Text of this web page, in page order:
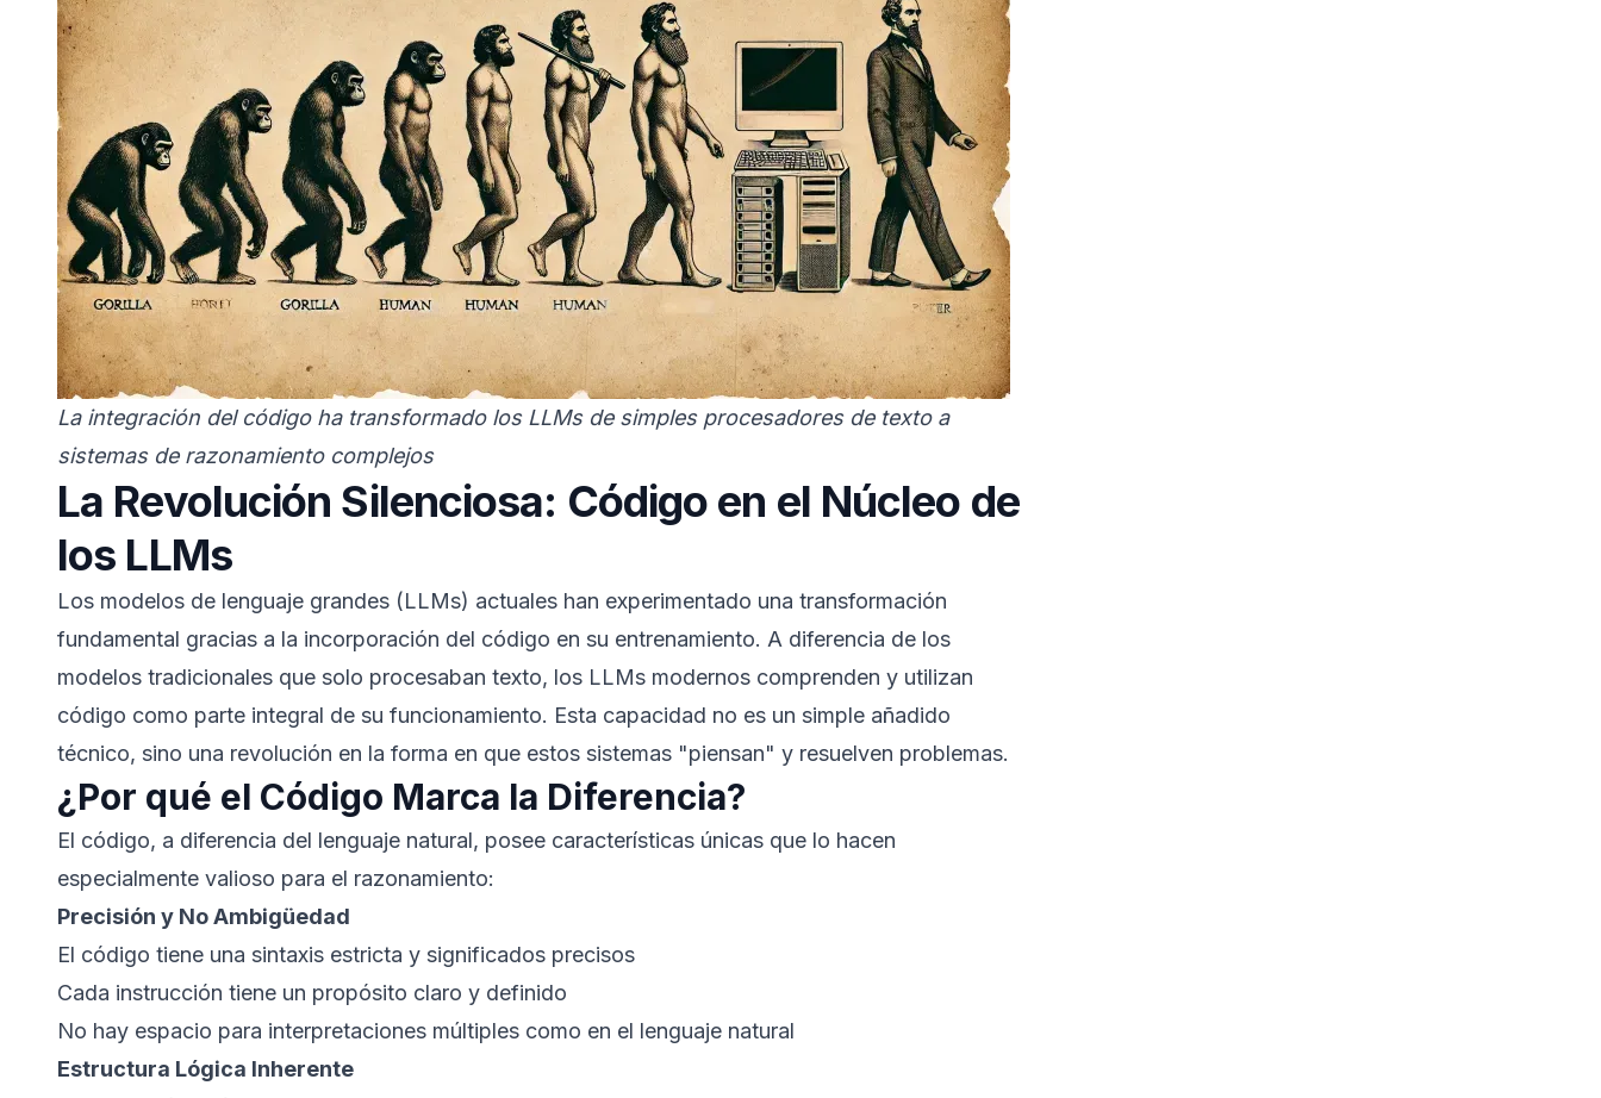
La integración del código ha transformado los LLMs de simples procesadores de texto a
sistemas de razonamiento complejos
La Revolución Silenciosa: Código en el Núcleo de
los LLMs
Los modelos de lenguaje grandes (LLMs) actuales han experimentado una transformación
fundamental gracias a la incorporación del código en su entrenamiento. A diferencia de los
modelos tradicionales que solo procesaban texto, los LLMs modernos comprenden y utilizan
código como parte integral de su funcionamiento. Esta capacidad no es un simple añadido
técnico, sino una revolución en la forma en que estos sistemas "piensan" y resuelven problemas.
¿Por qué el Código Marca la Diferencia?
El código, a diferencia del lenguaje natural, posee características únicas que lo hacen
especialmente valioso para el razonamiento:
Precisión y No Ambigüedad
El código tiene una sintaxis estricta y significados precisos
Cada instrucción tiene un propósito claro y definido
No hay espacio para interpretaciones múltiples como en el lenguaje natural
Estructura Lógica Inherente